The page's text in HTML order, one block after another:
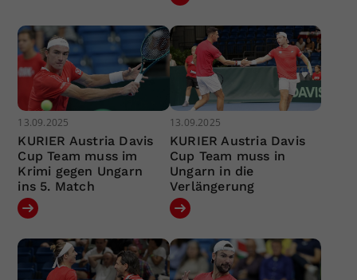
13.09.2025
KURIER Austria Davis
Cup Team muss im
Krimi gegen Ungarn
ins 5. Match
13.09.2025
KURIER Austria Davis
Cup Team muss in
Ungarn in die
Verlängerung